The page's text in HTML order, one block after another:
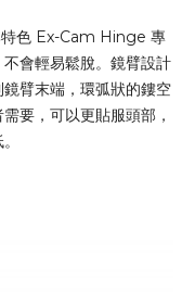
色 Ex-Cam Hinge 專
會輕易鬆脫。鏡臂設計
臂末端，環弧狀的鏤空
要，可以更貼服頭部，